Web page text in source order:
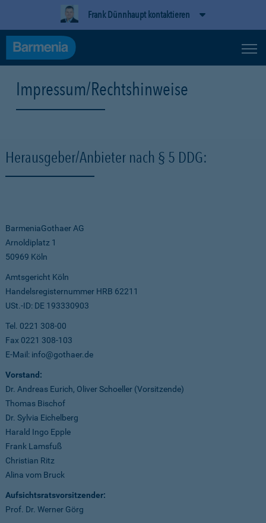
Frank Dünnhaupt kontaktieren
Impressum/Rechtshinweise
Herausgeber/Anbieter nach § 5 DDG:
BarmeniaGothaer AG
Arnoldiplatz 1
50969 Köln
Amtsgericht Köln
Handelsregisternummer HRB 62211
USt.-ID: DE 193330903
Tel. 0221 308-00
Fax 0221 308-103
E-Mail: info@gothaer.de
Vorstand:
Dr. Andreas Eurich, Oliver Schoeller (Vorsitzende)
Thomas Bischof
Dr. Sylvia Eichelberg
Harald Ingo Epple
Frank Lamsfuß
Christian Ritz
Alina vom Bruck
Aufsichtsratsvorsitzender:
Prof. Dr. Werner Görg